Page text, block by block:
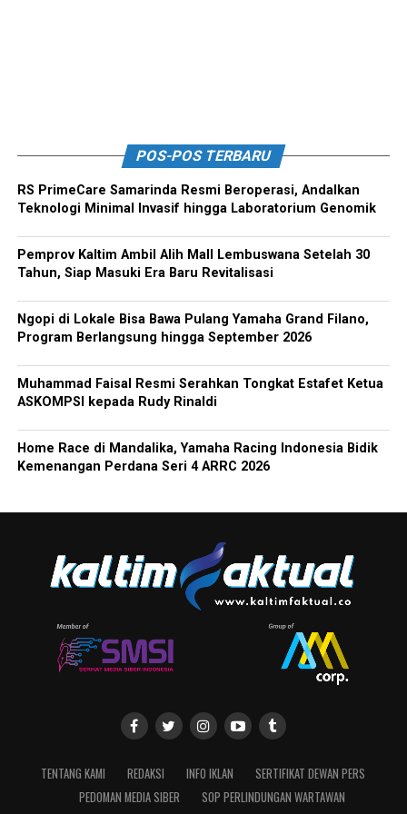
POS-POS TERBARU
RS PrimeCare Samarinda Resmi Beroperasi, Andalkan
Teknologi Minimal Invasif hingga Laboratorium Genomik
Pemprov Kaltim Ambil Alih Mall Lembuswana Setelah 30
Tahun, Siap Masuki Era Baru Revitalisasi
Ngopi di Lokale Bisa Bawa Pulang Yamaha Grand Filano,
Program Berlangsung hingga September 2026
Muhammad Faisal Resmi Serahkan Tongkat Estafet Ketua
ASKOMPSI kepada Rudy Rinaldi
Home Race di Mandalika, Yamaha Racing Indonesia Bidik
Kemenangan Perdana Seri 4 ARRC 2026
TENTANG KAMI REDAKSI INFO IKLAN
SERTIFIKAT DEWAN PERS
PEDOMAN MEDIA SIBER
SOP PERLINDUNGAN WARTAWAN